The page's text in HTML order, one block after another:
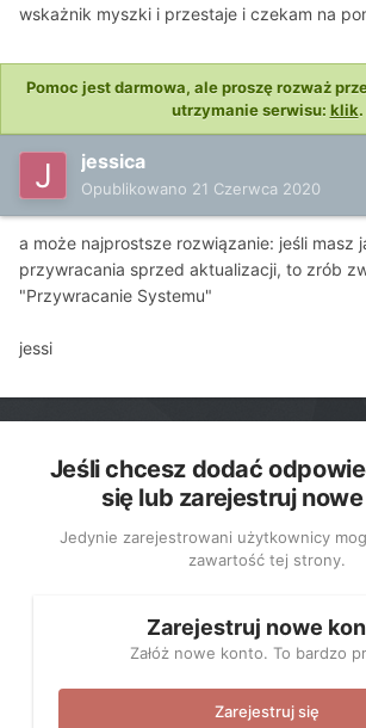
wskażnik myszki i przestaje i czekam na
Pomoc jest darmowa, ale proszę rozważ
utrzymanie serwisu: klik.
jessica
Opublikowano 21 Czerwca 2020
a może najprostsze rozwiązanie: jeśli masz
przywracania sprzed aktualizacji, to zrób
"Przywracanie Systemu"
jessi
Jeśli chcesz dodać
się lub zarejestruj
Jedynie zarejestrowani użytkownicy
zawartość tej strony.
Zarejestruj nowe
Załóż nowe konto. To bardzo
Zarejestruj się